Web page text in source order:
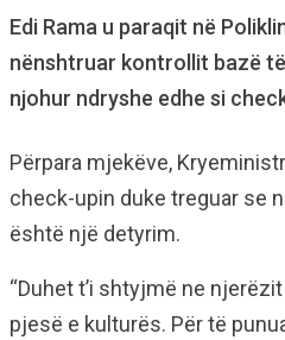
Edi Rama u paraqit në
nënshtruar kontrollit bazë
njohur ndryshe edhe si
Përpara mjekëve,
check-upin duke treguar se
është një detyrim.
“Duhet t’i shtyjmë ne
pjesë e kulturës. Për të